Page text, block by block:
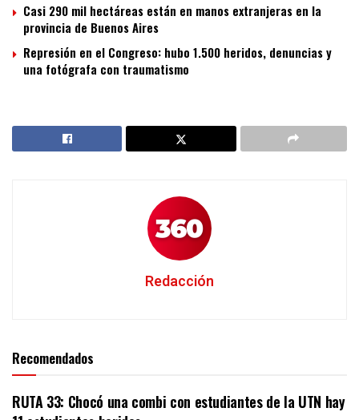
Casi 290 mil hectáreas están en manos extranjeras en la
provincia de Buenos Aires
Represión en el Congreso: hubo 1.500 heridos, denuncias y
una fotógrafa con traumatismo
Redacción
Recomendados
RUTA 33: Chocó una combi con estudiantes de la UTN hay